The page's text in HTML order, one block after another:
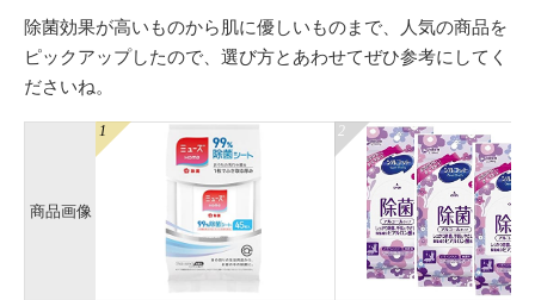
除菌効果が高いものから肌に優しいものまで、人気の商品を
ピックアップしたので、選び方とあわせてぜひ参考にしてく
ださいね。
商品画像